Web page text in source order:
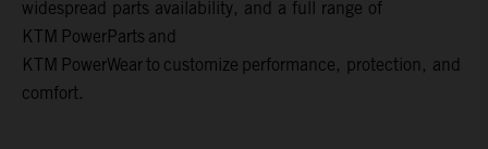
widespread parts availability, and a full range of
KTM PowerParts and
KTM PowerWear to customize performance, protection, and
comfort.